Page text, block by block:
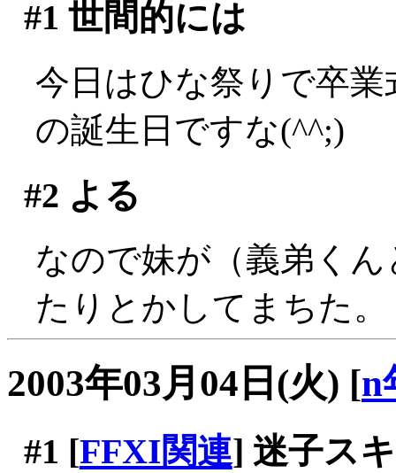
#1 世間的には
今日はひな祭りで卒
の誕生日ですな(^^;)
#2 よる
なので妹が（義弟く
たりとかしてまちた。
2003年03月04日(火) [n
#1 [FFXI関連] 迷子ス